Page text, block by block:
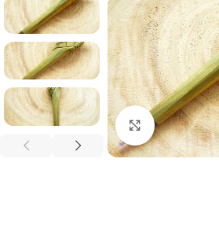
Click to enlarge